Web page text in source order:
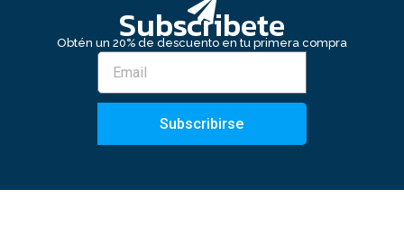
Subscribete
Obtén un 20% de descuento en tu primera compra
Subscribirse